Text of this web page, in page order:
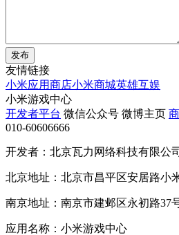
发布
友情链接
小米应用商店小米商城英雄互娱
小米游戏中心
开发者平台 微信公众号 微博主页
010-60606666
开发者：北京瓦力网络科技有限公司
北京地址：北京市昌平区安居路小
南京地址：南京市建邺区永初路37
应用名称：小米游戏中心